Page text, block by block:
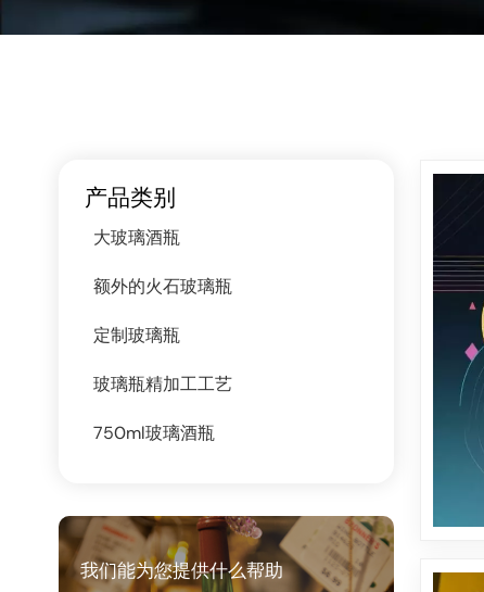
产品类别
大玻璃酒瓶
额外的火石玻璃瓶
定制玻璃瓶
玻璃瓶精加工工艺
750ml玻璃酒瓶
我们能为您提供什么帮助